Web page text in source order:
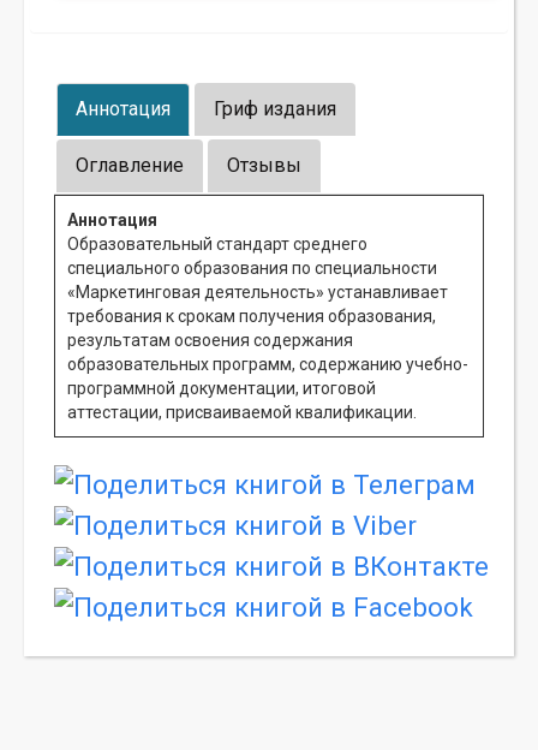
Аннотация Гриф издания
Оглавление Отзывы
Аннотация
Образовательный стандарт среднего
специального образования по специальности
«Маркетинговая деятельность» устанавливает
требования к срокам получения образования,
результатам освоения содержания
образовательных программ, содержанию учебно-
программной документации, итоговой
аттестации, присваиваемой квалификации.